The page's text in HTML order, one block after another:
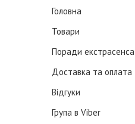
Головна
Товари
Поради екстрасенса
Доставка та оплата
Відгуки
Група в Viber